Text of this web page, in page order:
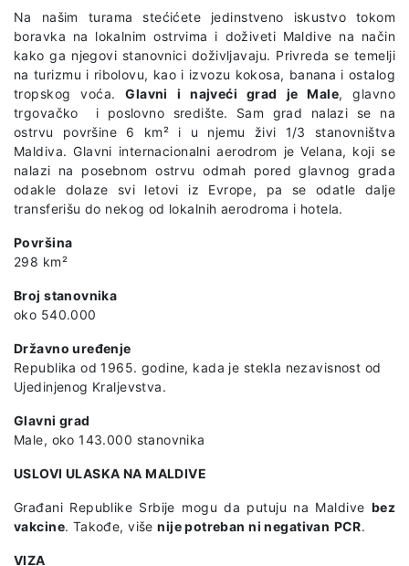
Na našim turama stećićete jedinstveno iskustvo tokom
boravka na lokalnim ostrvima i doživeti Maldive na način
kako ga njegovi stanovnici doživljavaju. Privreda se temelji
na turizmu i ribolovu, kao i izvozu kokosa, banana i ostalog
tropskog voća.Glavni i najveći grad je Male, glavno
trgovačko i poslovno središte. Sam grad nalazi se na
ostrvu površine 6 km² i u njemu živi 1/3 stanovništva
Maldiva. Glavni internacionalni aerodrom je Velana, koji se
nalazi na posebnom ostrvu odmah pored glavnog grada
odakle dolaze svi letovi iz Evrope, pa se odatle dalje
transferišu do nekog od lokalnih aerodroma i hotela.
Površina
298 km²
Broj stanovnika
oko 540.000
Državno uređenje
Republika od 1965. godine, kada je stekla nezavisnost od
Ujedinjenog Kraljevstva.
Glavni grad
Male, oko 143.000 stanovnika
USLOVI ULASKA NA MALDIVE
Građani Republike Srbije mogu da putuju na Maldive bez
vakcine. Takođe, višenije potreban ni negativan PCR.
VIZA